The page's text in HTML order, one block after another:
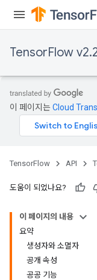
TensorFlow
이 페이지는Cloud
TensorFlow API
도움이 되었나요?
이 페이지의 내용
요약
생성자와 소멸자
공개 속성
공공 기능